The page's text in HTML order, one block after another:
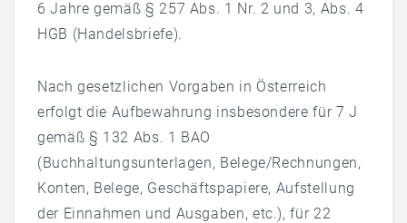
6 Jahre gemäß § 257 Abs. 1 Nr. 2 und 3, Abs. 4
HGB (Handelsbriefe).
Nach gesetzlichen Vorgaben in Österreich
erfolgt die Aufbewahrung insbesondere für 7 J
gemäß § 132 Abs. 1 BAO
(Buchhaltungsunterlagen, Belege/Rechnungen,
Konten, Belege, Geschäftspapiere, Aufstellung
der Einnahmen und Ausgaben, etc.), für 22